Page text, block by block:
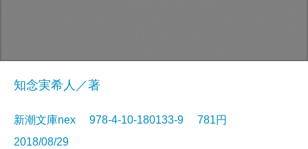
知念実希人／著
新潮文庫nex 978-4-10-180133-9 781円
2018/08/29